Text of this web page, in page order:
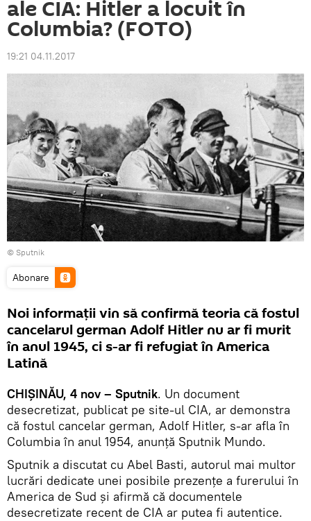
ale CIA: Hitler a locuit în
Columbia? (FOTO)
19:21 04.11.2017
© Sputnik
Abonare
Noi informații vin să confirmă teoria că fostul
cancelarul german Adolf Hitler nu ar fi murit
în anul 1945, ci s-ar fi refugiat în America
Latină
CHIȘINĂU, 4 nov – Sputnik. Un document
desecretizat, publicat pe site-ul CIA, ar demonstra
că fostul cancelar german, Adolf Hitler, s-ar afla în
Columbia în anul 1954, anunță Sputnik Mundo.
Sputnik a discutat cu Abel Basti, autorul mai multor
lucrări dedicate unei posibile prezențe a furerului în
America de Sud și afirmă că documentele
desecretizate recent de CIA ar putea fi autentice.